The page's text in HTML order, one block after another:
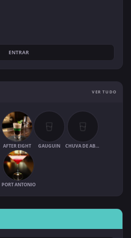
ENTRAR
VER TUDO
AFTER EIGHT GAUGUIN CHUVA DE ABRIL
PORT ANTONIO